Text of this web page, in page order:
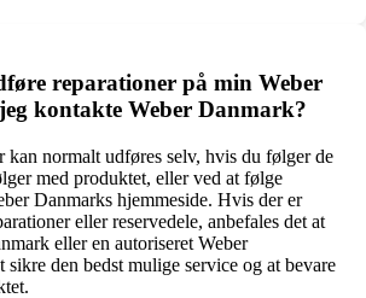
reparationer på min Weber
kontakte Weber Danmark?
kan normalt udføres selv, hvis du følger de
med produktet, eller ved at følge
Danmarks hjemmeside. Hvis der er
eller reservedele, anbefales det at
eller en autoriseret Weber
sikre den bedst mulige service og at bevare